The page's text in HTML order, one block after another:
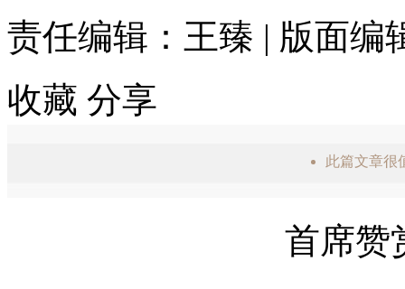
责任编辑：王臻 | 版面编
收藏 分享
此篇文章很
首席赞